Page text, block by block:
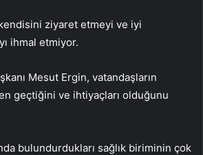
ziyaret etmeyi ve iyi
ihmal etmiyor.
Mesut Ergin, vatandaşların
geçtiğini ve ihtiyaçları olduğunu
bulundurdukları sağlık biriminin çok